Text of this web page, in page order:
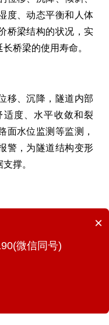
度、动态平衡和人体
桥梁结构的状况，实
桥梁的使用寿命。
移、沉降，隧道内部
度、水平收敛和裂
面水位监测等监测，
警，为隧道结构变形
撑。
事件应急报警，为结
。
×
微信同号)